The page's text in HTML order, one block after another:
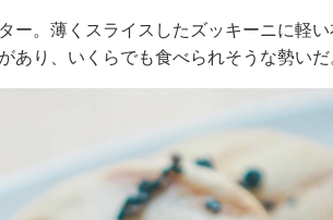
ー。薄くスライスしたズッキーニに軽
あり、いくらでも食べられそうな勢いだ